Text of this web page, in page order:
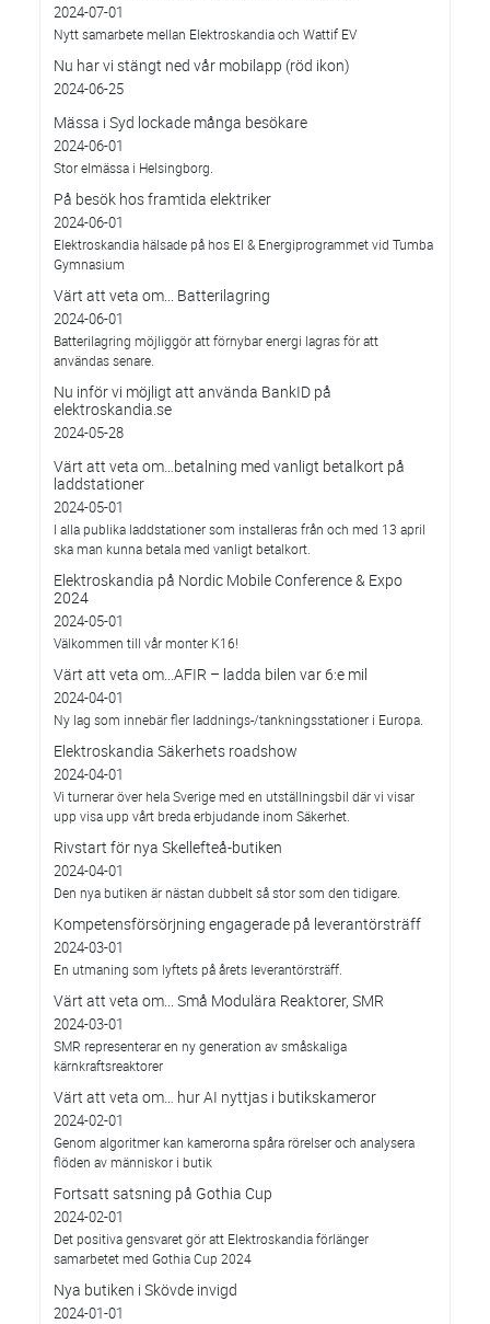
2024-07-01
Nytt samarbete mellan Elektroskandia och Wattif EV
Nu har vi stängt ned vår mobilapp (röd ikon)
2024-06-25
Mässa i Syd lockade många besökare
2024-06-01
Stor elmässa i Helsingborg.
På besök hos framtida elektriker
2024-06-01
Elektroskandia hälsade på hos El & Energiprogrammet vid Tumba
Gymnasium
Värt att veta om... Batterilagring
2024-06-01
Batterilagring möjliggör att förnybar energi lagras för att
användas senare.
Nu inför vi möjligt att använda BankID på
elektroskandia.se
2024-05-28
Värt att veta om…betalning med vanligt betalkort på
laddstationer
2024-05-01
I alla publika laddstationer som installeras från och med 13 april
ska man kunna betala med vanligt betalkort.
Elektroskandia på Nordic Mobile Conference & Expo
2024
2024-05-01
Välkommen till vår monter K16!
Värt att veta om...AFIR – ladda bilen var 6:e mil
2024-04-01
Ny lag som innebär fler laddnings-/tankningsstationer i Europa.
Elektroskandia Säkerhets roadshow
2024-04-01
Vi turnerar över hela Sverige med en utställningsbil där vi visar
upp visa upp vårt breda erbjudande inom Säkerhet.
Rivstart för nya Skellefteå-butiken
2024-04-01
Den nya butiken är nästan dubbelt så stor som den tidigare.
Kompetensförsörjning engagerade på leverantörsträff
2024-03-01
En utmaning som lyftets på årets leverantörsträff.
Värt att veta om... Små Modulära Reaktorer, SMR
2024-03-01
SMR representerar en ny generation av småskaliga
kärnkraftsreaktorer
Värt att veta om… hur AI nyttjas i butikskameror
2024-02-01
Genom algoritmer kan kamerorna spåra rörelser och analysera
flöden av människor i butik
Fortsatt satsning på Gothia Cup
2024-02-01
Det positiva gensvaret gör att Elektroskandia förlänger
samarbetet med Gothia Cup 2024
Nya butiken i Skövde invigd
2024-01-01